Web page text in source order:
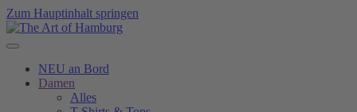
Zum Hauptinhalt springen
NEU an Bord
Damen
Alles